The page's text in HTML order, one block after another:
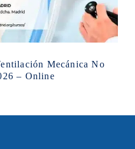
Mecánica No
– Online